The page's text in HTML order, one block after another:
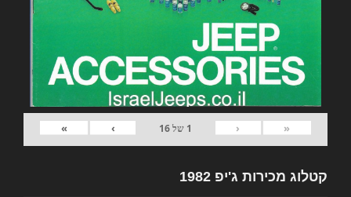
«
‹
1 של16
›
»
קטלוג מכירות ג'יפ 1982